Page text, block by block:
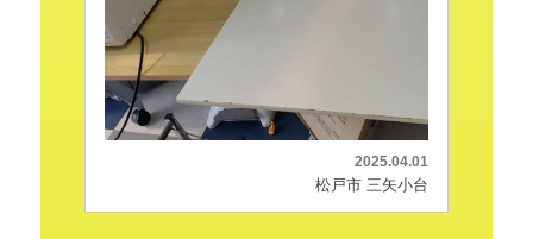
2025.04.01
松戸市 三矢小台